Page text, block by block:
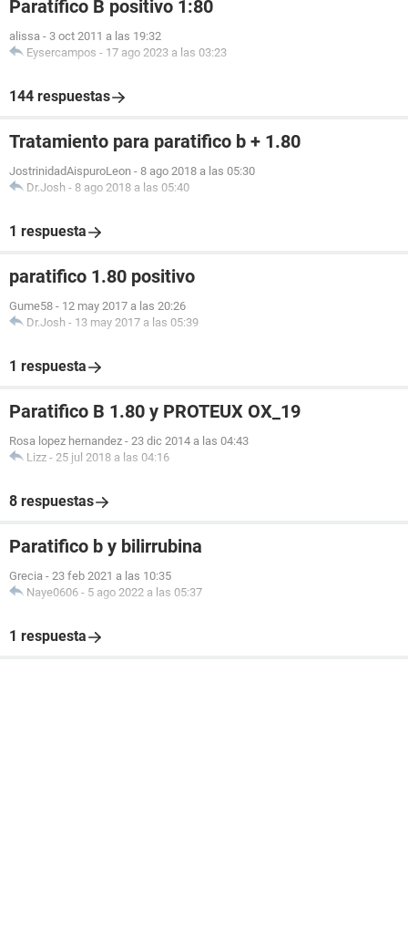
Paratífico B positivo 1:80
alissa - 3 oct 2011 a las 19:32
Eysercampos - 17 ago 2023 a las 03:23
144 respuestas
Tratamiento para paratifico b + 1.80
JostrinidadAispuroLeon - 8 ago 2018 a las 05:30
Dr.Josh - 8 ago 2018 a las 05:40
1 respuesta
paratifico 1.80 positivo
Gume58 - 12 may 2017 a las 20:26
Dr.Josh - 13 may 2017 a las 05:39
1 respuesta
Paratifico B 1.80 y PROTEUX OX_19
Rosa lopez hernandez - 23 dic 2014 a las 04:43
Lizz - 25 jul 2018 a las 04:16
8 respuestas
Paratifico b y bilirrubina
Grecia - 23 feb 2021 a las 10:35
Naye0606 - 5 ago 2022 a las 05:37
1 respuesta